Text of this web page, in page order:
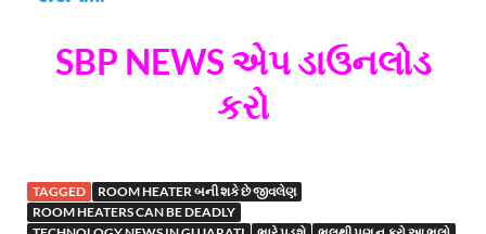
SBP NEWS એપ ડાઉનલોડ
કરો
TAGGED
ROOM HEATER બની શકે છે જીવલેણ
ROOM HEATERS CAN BE DEADLY